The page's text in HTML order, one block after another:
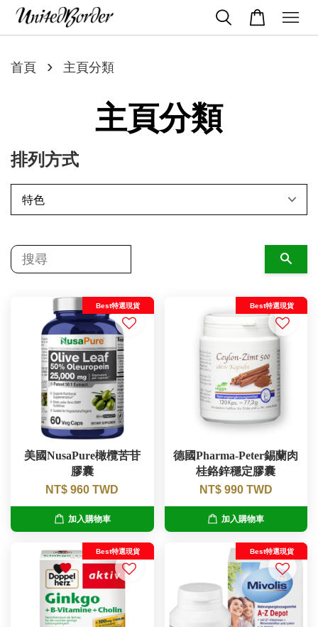
首頁 › 主頁分類
主頁分類
排列方式
Best特選現貨
美國NusaPure橄欖苦苷
膠囊
NT$ 960 TWD
加入購物車
Best特選現貨
德國Pharma-Peter錫蘭肉
桂鉻鋅穩定膠囊
NT$ 990 TWD
加入購物車
Best特選現貨 Best特選現貨